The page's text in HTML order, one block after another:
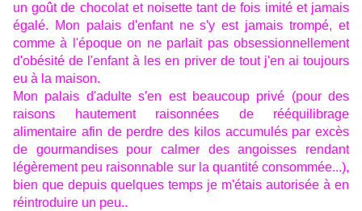
un goût de chocolat et noisette tant de fois imité et jamais
égalé. Mon palais d'enfant ne s'y est jamais trompé, et
comme à l'époque on ne parlait pas obsessionnellement
d'obésité de l'enfant à les en priver de tout j'en ai toujours
eu à la maison.
Mon palais d'adulte s'en est beaucoup privé (pour des
raisons hautement raisonnées de rééquilibrage
alimentaire afin de perdre des kilos accumulés par excès
de gourmandises pour calmer des angoisses rendant
légèrement peu raisonnable sur la quantité consommée...),
bien que depuis quelques temps je m'étais autorisée à en
réintroduire un peu..